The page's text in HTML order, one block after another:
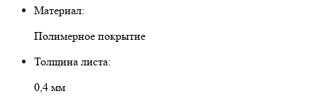
Материал:
Полимерное покрытие
Толщина листа:
0,4 мм